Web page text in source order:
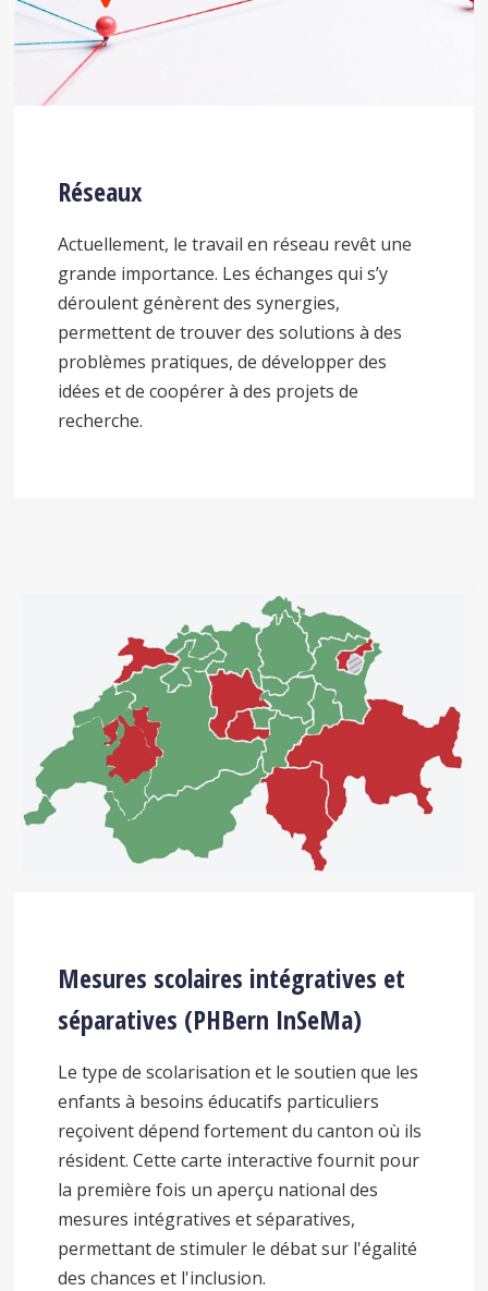
Réseaux
Actuellement, le travail en réseau revêt une
grande importance. Les échanges qui s’y
déroulent génèrent des synergies,
permettent de trouver des solutions à des
problèmes pratiques, de développer des
idées et de coopérer à des projets de
recherche.
Mesures scolaires intégratives et
séparatives (PHBern InSeMa)
Le type de scolarisation et le soutien que les
enfants à besoins éducatifs particuliers
reçoivent dépend fortement du canton où ils
résident. Cette carte interactive fournit pour
la première fois un aperçu national des
mesures intégratives et séparatives,
permettant de stimuler le débat sur l'égalité
des chances et l'inclusion.